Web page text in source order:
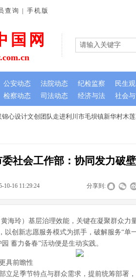
设计文创团队走进利川市毛坝镇新华村木莲
国网
检察动态 司法动态 经济与法 社会
查询 | 手机版
公安动态 法院动态 纪检监察 民生
社会工作部：协同发力破
10-16 11:29:24 分享到:
玲）基层治理效能，关键在凝聚群众力
以创新志愿服务模式为抓手，破解服务“单
蓄力备春”活动便是生动实践。
具前瞻性
足季节特点与群众需求，提前统筹部署，